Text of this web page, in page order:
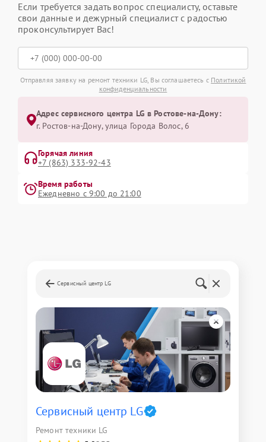
Если требуется задать вопрос специалисту, оставьте
свои данные и дежурный специалист с радостью
проконсультирует Вас!
Отправляя заявку на ремонт техники LG, Вы соглашаетесь с Политикой
конфиденциальности
Адрес сервисного центра LG в Ростове-на-Дону:
г. Ростов-на-Дону, улица Города Волос, 6
Горячая линия
+7 (863) 333-92-43
Время работы
Ежедневно с 9:00 до 21:00
Сервисный центр LG
Сервисный центр LG
Ремонт техники LG